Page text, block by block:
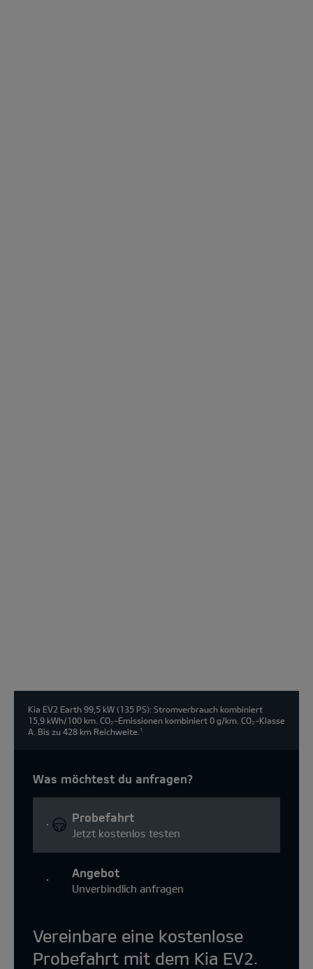
Kia EV2 Earth 99,5 kW (135 PS): Stromverbrauch kombiniert
15,9 kWh/100 km. CO₂-Emissionen kombiniert 0 g/km. CO₂-Klasse
A. Bis zu 428 km Reichweite.
1
Was möchtest du anfragen?
Probefahrt
Jetzt kostenlos testen
Angebot
Unverbindlich anfragen
Vereinbare eine kostenlose
Probefahrt mit dem Kia EV2.